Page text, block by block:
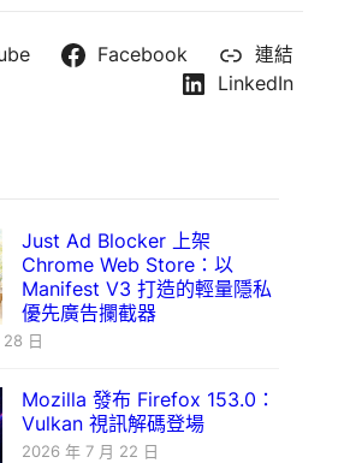
Facebook
連結
LinkedIn
Just Ad Blocker 上架
Chrome Web Store：以
Manifest V3 打造的輕量隱私
優先廣告攔截器
日
Mozilla 發布 Firefox 153.0：
Vulkan 視訊解碼登場
2026 年 7 月 22 日